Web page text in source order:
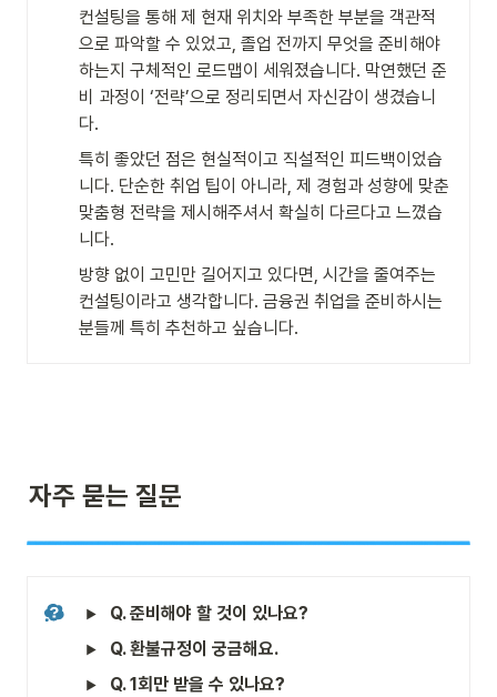
컨설팅을 통해 제 현재 위치와 부족한 부분을 객관적
으로 파악할 수 있었고, 졸업 전까지 무엇을 준비해야
하는지 구체적인 로드맵이 세워졌습니다. 막연했던 준
비 과정이 ‘전략’으로 정리되면서 자신감이 생겼습니
다.
특히 좋았던 점은 현실적이고 직설적인 피드백이었습
니다. 단순한 취업 팁이 아니라, 제 경험과 성향에 맞춘
맞춤형 전략을 제시해주셔서 확실히 다르다고 느꼈습
니다.
방향 없이 고민만 길어지고 있다면, 시간을 줄여주는
컨설팅이라고 생각합니다. 금융권 취업을 준비하시는
분들께 특히 추천하고 싶습니다.
자주 묻는 질문
Q. 준비해야 할 것이 있나요?
Q. 환불규정이 궁금해요.
Q. 1회만 받을 수 있나요?